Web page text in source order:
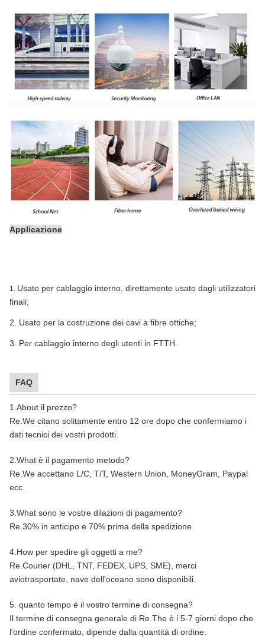
Applicazione
1. Usato per cablaggio interno, direttamente usato dagli utilizzatori
finali;
2. Usato per la costruzione dei cavi a fibre ottiche;
3. Per cablaggio interno degli utenti in FTTH.
FAQ
1.About il prezzo?
Re.We citano solitamente entro 12 ore dopo che confermiamo i
dati tecnici dei vostri prodotti.
2.What è il pagamento metodo?
Re.We accettano L/C, T/T, Western Union, MoneyGram, Paypal
ecc.
3.What sono le vostre dilazioni di pagamento?
Re.30% in anticipo e 70% prima della spedizione
4.How per spedire gli oggetti a me?
Re.Courier (DHL, TNT, FEDEX, UPS, SME), merci
aviotrasportate, nave dell'oceano sono disponibili.
5. quanto tempo è il vostro termine di consegna?
Il termine di consegna generale di Re.The è i 5-7 giorni dopo che
l'ordine confermato, dipende dalla quantità di ordine.